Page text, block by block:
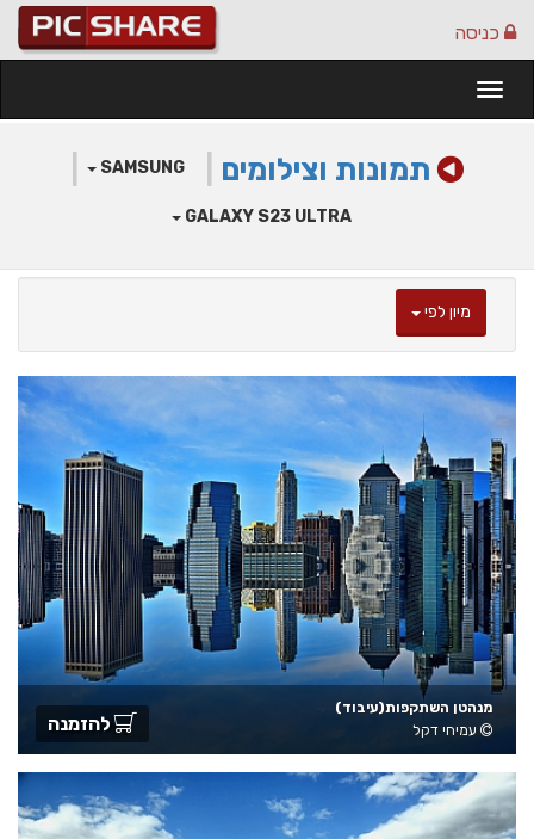
כניסה
תמונות וצילומים SAMSUNG
GALAXY S23 ULTRA
מיון לפי
מנהטן השתקפות(עיבוד)
עמיחי דקל
להזמנה